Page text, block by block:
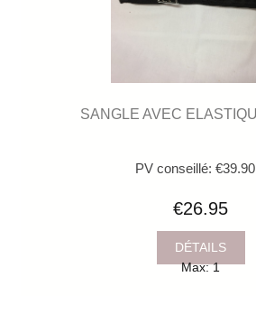
SANGLE AVEC
PV conseillé:
€26.95
DÉTAILS
Max: 1